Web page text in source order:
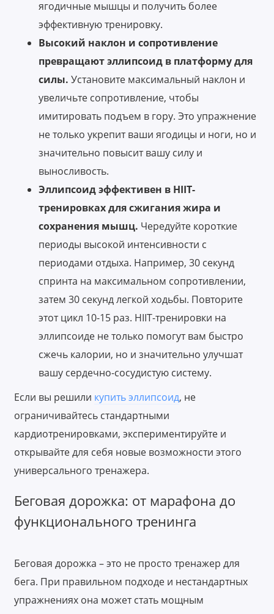
ягодичные мышцы и получить более
эффективную тренировку.
Высокий наклон и сопротивление
превращают эллипсоид в платформу для
силы. Установите максимальный наклон и
увеличьте сопротивление, чтобы
имитировать подъем в гору. Это упражнение
не только укрепит ваши ягодицы и ноги, но и
значительно повысит вашу силу и
выносливость.
Эллипсоид эффективен в HIIT-
тренировках для сжигания жира и
сохранения мышц. Чередуйте короткие
периоды высокой интенсивности с
периодами отдыха. Например, 30 секунд
спринта на максимальном сопротивлении,
затем 30 секунд легкой ходьбы. Повторите
этот цикл 10-15 раз. HIIT-тренировки на
эллипсоиде не только помогут вам быстро
сжечь калории, но и значительно улучшат
вашу сердечно-сосудистую систему.
Если вы решили купить эллипсоид, не
ограничивайтесь стандартными
кардиотренировками, экспериментируйте и
открывайте для себя новые возможности этого
универсального тренажера.
Беговая дорожка: от марафона до
функционального тренинга
Беговая дорожка – это не просто тренажер для
бега. При правильном подходе и нестандартных
упражнениях она может стать мощным